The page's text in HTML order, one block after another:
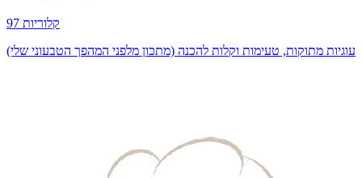
97 קלוריות
עוגיות מתוקות, טעימות וקלות להכנה (מתכון מלפני המהפך הטבעוני שלי)